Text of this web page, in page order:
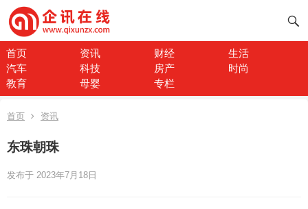
首页 资讯 财经
生活
汽车
科技 房产
时尚
教育
母婴 专栏
首页 资讯
东珠朝珠
发布于 2023年7月18日